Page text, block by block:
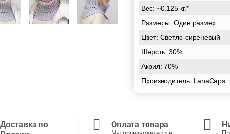
Вес: ~0.125 кг.*
Размеры: Один размер
Цвет: Светло-сиреневый
Шерсть: 30%
Акрил: 70%
Производитель: LanaCaps
Доставка по
Оплата товара